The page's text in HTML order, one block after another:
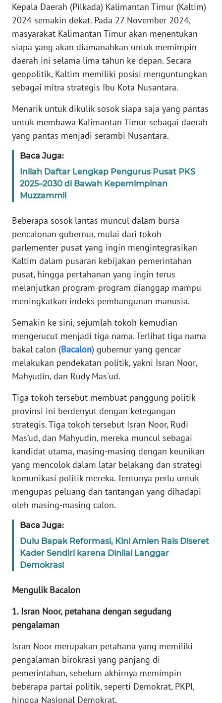
Kepala Daerah (Pilkada) Kalimantan Timur (Kaltim)
2024 semakin dekat. Pada 27 November 2024,
masyarakat Kalimantan Timur akan menentukan
siapa yang akan diamanahkan untuk memimpin
daerah ini selama lima tahun ke depan. Secara
geopolitik, Kaltim memiliki posisi menguntungkan
sebagai mitra strategis Ibu Kota Nusantara.
Menarik untuk dikulik sosok siapa saja yang pantas
untuk membawa Kalimantan Timur sebagai daerah
yang pantas menjadi serambi Nusantara.
Baca Juga:
Inilah Daftar Lengkap Pengurus Pusat PKS
2025–2030 di Bawah Kepemimpinan
Muzzammil
Beberapa sosok lantas muncul dalam bursa
pencalonan gubernur, mulai dari tokoh
parlementer pusat yang ingin mengintegrasikan
Kaltim dalam pusaran kebijakan pemerintahan
pusat, hingga pertahanan yang ingin terus
melanjutkan program-program dianggap mampu
meningkatkan indeks pembangunan manusia.
Semakin ke sini, sejumlah tokoh kemudian
mengerucut menjadi tiga nama. Terlihat tiga nama
bakal calon (Bacalon) gubernur yang gencar
melakukan pendekatan politik, yakni Isran Noor,
Mahyudin, dan Rudy Mas'ud.
Tiga tokoh tersebut membuat panggung politik
provinsi ini berdenyut dengan ketegangan
strategis. Tiga tokoh tersebut Isran Noor, Rudi
Mas’ud, dan Mahyudin, mereka muncul sebagai
kandidat utama, masing-masing dengan keunikan
yang mencolok dalam latar belakang dan strategi
komunikasi politik mereka. Tentunya perlu untuk
mengupas peluang dan tantangan yang dihadapi
oleh masing-masing calon.
Baca Juga:
Dulu Bapak Reformasi, Kini Amien Rais Diseret
Kader Sendiri karena Dinilai Langgar
Demokrasi
Mengulik Bacalon
1. Isran Noor, petahana dengan segudang
pengalaman
Isran Noor merupakan petahana yang memiliki
pengalaman birokrasi yang panjang di
pemerintahan, sebelum akhirnya memimpin
beberapa partai politik, seperti Demokrat, PKPI,
hingga Nasional Demokrat.
MEDIA
SIBER
REDAKSI
DISCLAIMER
Wahana
Regional
SUMUT
WN
JABAR
WN
BANTEN
NTT
WN
KEPRI
PAPUA
WN
PAPUA
BARAT
WN
RIAU
WN
WN
JAMBI
SULTRA
WN
NTB
SULTENG
WN
SULBAR